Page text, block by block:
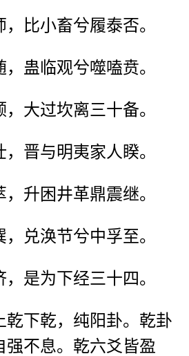
比小畜兮履泰否。
蛊临观兮噬嗑贲。
大过坎离三十备。
晋与明夷家人睽。
升困井革鼎震继。
兑涣节兮中孚至。
是为下经三十四。
乾下乾，纯阳卦。乾卦
强不息。乾六爻皆盈